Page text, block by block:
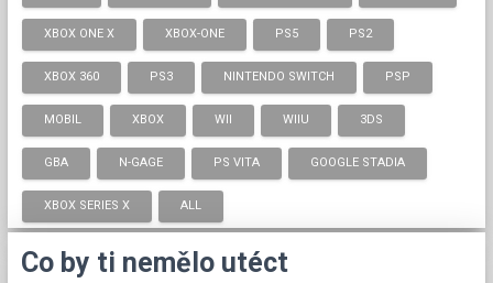
XBOX ONE X XBOX-ONE PS5 PS2
XBOX 360 PS3 NINTENDO SWITCH PSP
MOBIL XBOX WII WIIU 3DS
GBA N-GAGE PS VITA GOOGLE STADIA
XBOX SERIES X ALL
Co by ti nemělo utéct